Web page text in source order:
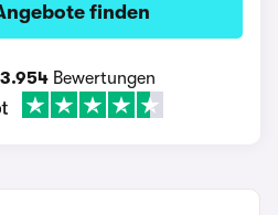
finden
Bewertungen